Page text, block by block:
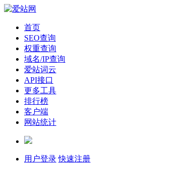
首页
SEO查询
权重查询
域名/IP查询
爱站词云
API接口
更多工具
排行榜
客户端
网站统计
用户登录 快速注册